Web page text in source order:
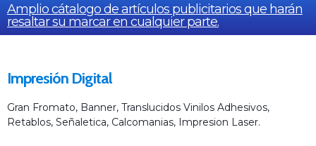
Amplio cátalogo de artículos publicitarios que harán
resaltar su marcar en cualquier parte.
Impresión Digital
Gran Fromato, Banner, Translucidos Vinilos Adhesivos,
Retablos, Señaletica, Calcomanias, Impresion Laser.